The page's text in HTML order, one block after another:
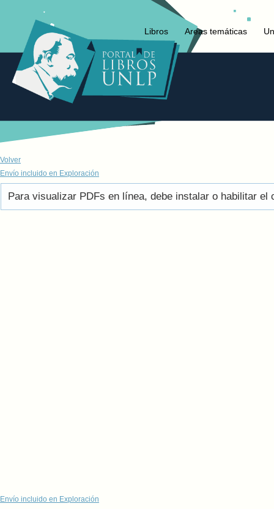
Libros Areas temáticas
Volver
Envío incluido en Exploración
Para visualizar PDFs en línea, debe instalar o habilitar el
Envío incluido en Exploración